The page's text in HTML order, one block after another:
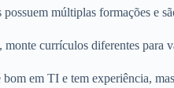
múltiplas formações e
monte currículos diferentes
bom em TI e tem experiência,